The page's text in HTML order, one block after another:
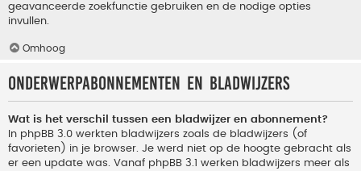
geavanceerde zoekfunctie gebruiken en de nodige opties
invullen.
Omhoog
Onderwerpabonnementen en bladwijzers
Wat is het verschil tussen een bladwijzer en abonnement?
In phpBB 3.0 werkten bladwijzers zoals de bladwijzers (of
favorieten) in je browser. Je werd niet op de hoogte gebracht als
er een update was. Vanaf phpBB 3.1 werken bladwijzers meer als